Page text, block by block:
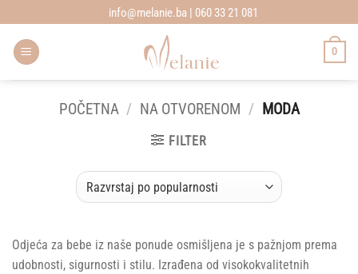
to
content
info@melanie.ba | 060 33 21 081
0
POČETNA / NA OTVORENOM / MODA
FILTER
Odjeća za bebe iz naše ponude osmišljena je s pažnjom prema
udobnosti, sigurnosti i stilu. Izrađena od visokokvalitetnih